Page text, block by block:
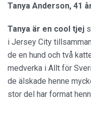
Tanya Anderson, 41
Tanya är en cool tjej
i Jersey City
de en hund och två
medverka i Allt för
de älskade henne
stor del har format